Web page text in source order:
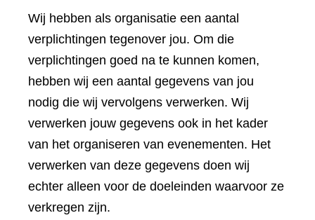
Wij hebben als organisatie een aantal
verplichtingen tegenover jou. Om die
verplichtingen goed na te kunnen komen,
hebben wij een aantal gegevens van jou
nodig die wij vervolgens verwerken. Wij
verwerken jouw gegevens ook in het kader
van het organiseren van evenementen. Het
verwerken van deze gegevens doen wij
echter alleen voor de doeleinden waarvoor ze
verkregen zijn.